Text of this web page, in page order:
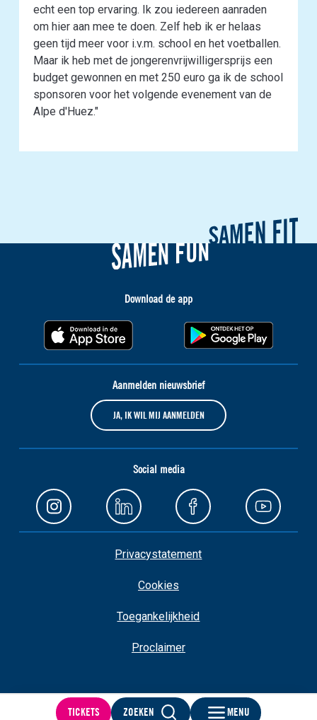
TICKETS ZOEKEN MENU
echt een top ervaring. Ik zou iedereen aanraden
om hier aan mee te doen. Zelf heb ik er helaas
geen tijd meer voor i.v.m. school en het voetballen.
Maar ik heb met de jongerenvrijwilligersprijs een
budget gewonnen en met 250 euro ga ik de school
sponsoren voor het volgende evenement van de
Alpe d'Huez."
Download de app
Aanmelden nieuwsbrief
JA, IK WIL MIJ AANMELDEN
Social media
Privacystatement
Cookies
Toegankelijkheid
Proclaimer